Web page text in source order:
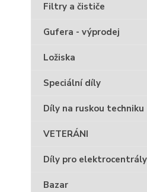
Filtry a čističe
Gufera - výprodej
Ložiska
Speciální díly
Díly na ruskou techniku
VETERÁNI
Díly pro elektrocentrály
Bazar